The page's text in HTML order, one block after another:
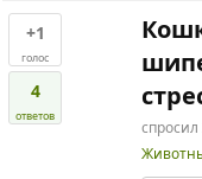
+1
голос
4
ответов
спросил